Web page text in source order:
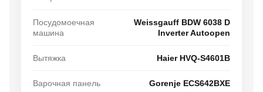
подготовит планировку и рассчитает точную
стоимость кухни Crona Lyna под вашу квартиру.
Посудомоечная
машина
Weissgauff BDW 6038 D
Inverter Autoopen
Вытяжка Haier HVQ-S4601B
Варочная панель Gorenje ECS642BXE